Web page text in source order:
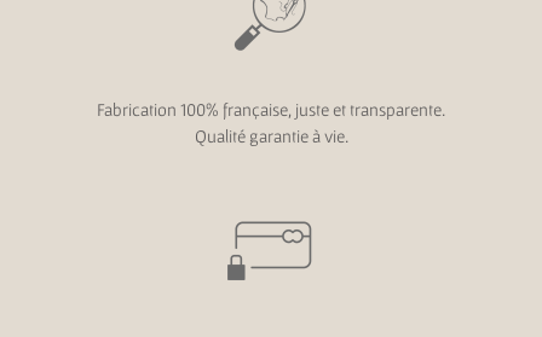
Fabrication 100% française, juste et transparente.
Qualité garantie à vie.